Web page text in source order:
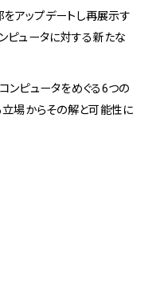
アップデートし再展示す
ピュータに対する新たな
ンピュータをめぐる6つの
立場からその解と可能性に